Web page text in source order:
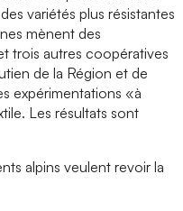
variétés plus résistantes
mènent des
trois autres coopératives
de la Région et de
expérimentations «à
Les résultats sont
alpins veulent revoir la